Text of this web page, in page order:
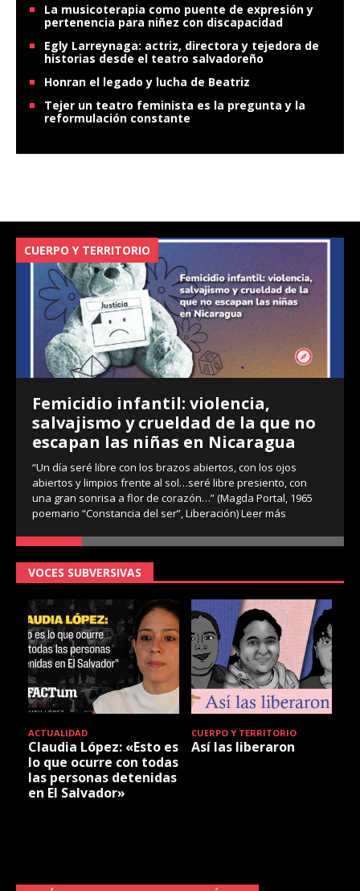
La musicoterapia como puente de expresión y
pertenencia para niñez con discapacidad
Egly Larreynaga: actriz, directora y tejedora de
historias desde el teatro salvadoreño
Honran el legado y lucha de Beatriz
Tejer un teatro feminista es la pregunta y la
reformulación constante
CUERPO Y TERRITORIO
Femicidio infantil: violencia,
salvajismo y crueldad de la que no
escapan las niñas en Nicaragua
“Un día seré libre con los brazos abiertos, con los ojos
abiertos y limpios frente al sol…seré libre presiento, con
una gran sonrisa a flor de corazón…” (Magda Portal, 1965
poemario “Constancia del ser”, Liberación)Leer más
VOCES SUBVERSIVAS
ACTUALIDAD
Claudia López: «Esto es
lo que ocurre con todas
las personas detenidas
en El Salvador»
CUERPO Y TERRITORIO
Así las liberaron